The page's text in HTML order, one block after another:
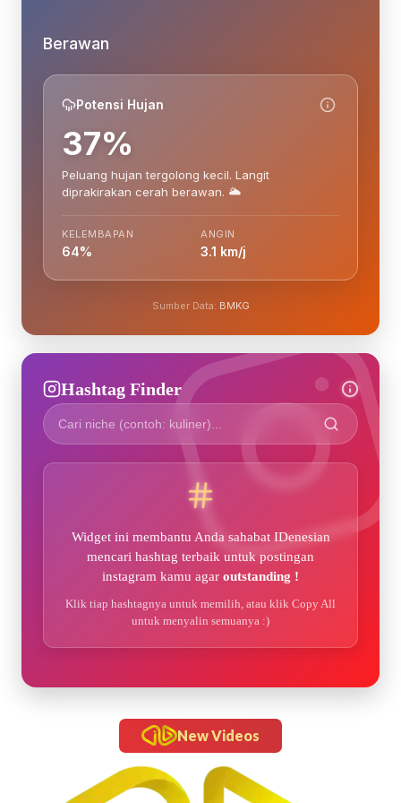
Berawan
Potensi Hujan
37%
Peluang hujan tergolong kecil. Langit
diprakirakan cerah berawan. 🌥️
KELEMBAPAN
64%
ANGIN
3.1 km/j
Sumber Data: BMKG
Hashtag Finder
Widget ini membantu Anda sahabat IDenesian
mencari hashtag terbaik untuk postingan
instagram kamu agar outstanding !
Klik tiap hashtagnya untuk memilih, atau klik Copy All
untuk menyalin semuanya :)
New Videos